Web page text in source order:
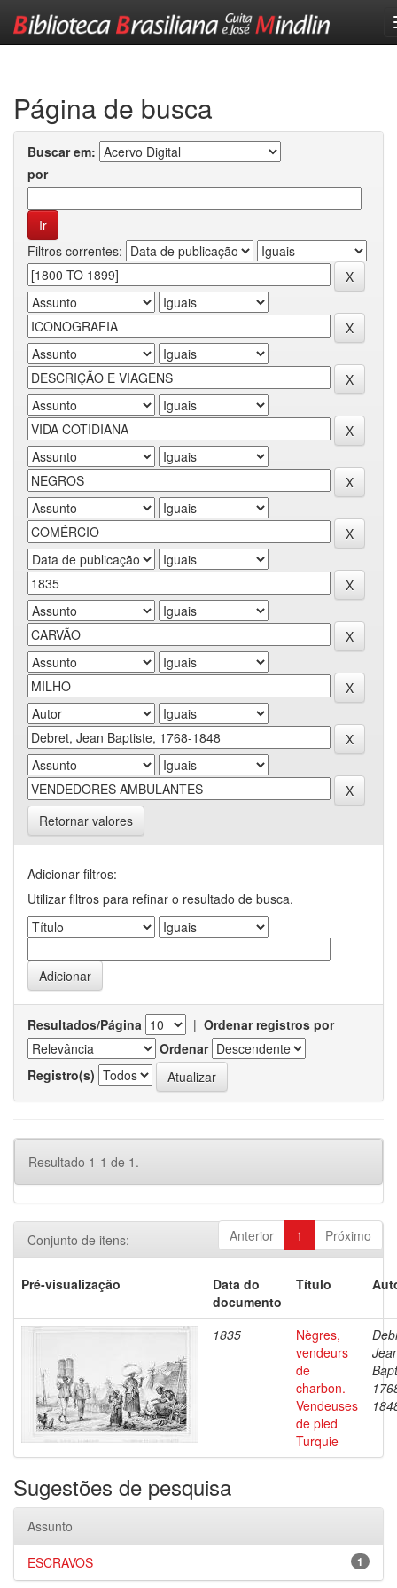
Página de busca
Buscar em:
por
Filtros correntes:
Retornar valores
Adicionar filtros:
Utilizar filtros para refinar o resultado de busca.
Resultados/Página | Ordenar registros por
Ordenar
Registro(s)
Resultado 1-1 de 1.
Anterior 1 Próximo
Conjunto de itens:
Pré-visualização
Data do
documento
Título
1835
Nègres,
vendeurs
de
charbon.
Vendeuses
de pled
Turquie
Sugestões de pesquisa
Assunto
1
ESCRAVOS